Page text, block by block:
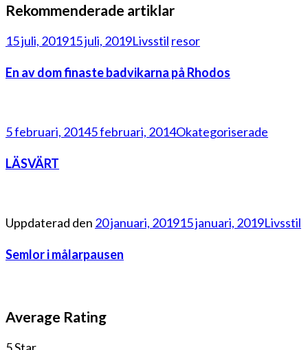
Rekommenderade artiklar
15 juli, 201915 juli, 2019Livsstil resor
En av dom finaste badvikarna på Rhodos
5 februari, 20145 februari, 2014Okategoriserade
LÄSVÄRT
Uppdaterad den 20 januari, 201915 januari, 2019Livsstil
Semlor i målarpausen
Average Rating